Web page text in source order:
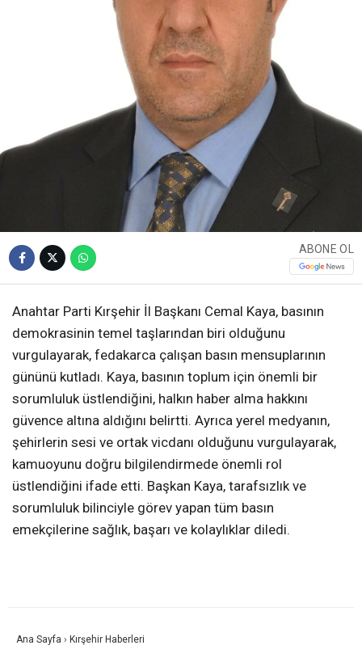
ABONE OL
Anahtar Parti Kırşehir İl Başkanı Cemal Kaya, basının
demokrasinin temel taşlarından biri olduğunu
vurgulayarak, fedakarca çalışan basın mensuplarının
gününü kutladı. Kaya, basının toplum için önemli bir
sorumluluk üstlendiğini, halkın haber alma hakkını
güvence altına aldığını belirtti. Ayrıca yerel medyanın,
şehirlerin sesi ve ortak vicdanı olduğunu vurgulayarak,
kamuoyunu doğru bilgilendirmede önemli rol
üstlendiğini ifade etti. Başkan Kaya, tarafsızlık ve
sorumluluk bilinciyle görev yapan tüm basın
emekçilerine sağlık, başarı ve kolaylıklar diledi.
Ana Sayfa › Kırşehir Haberleri